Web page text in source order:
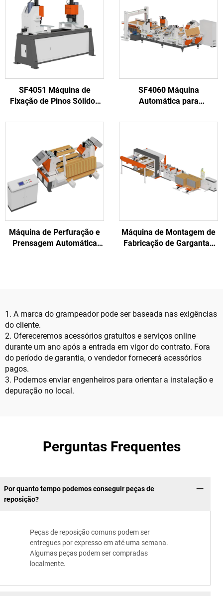
SF4051 Máquina de
Fixação de Pinos Sólidos
Eficiência
SF4060 Máquina
Automática para
de Pallet de Madeira de
Máquina de Perfuração e
Prensagem Automática
Máquina de Montagem de
Fabricação de Gargantas
1. A marca do grampeador pode ser baseada nas exigências
do cliente.
2. Ofereceremos acessórios gratuitos e serviços online
durante um ano após a entrada em vigor do contrato. Fora
do período de garantia, o vendedor fornecerá acessórios
pagos.
3. Podemos enviar engenheiros para orientar a instalação e
depuração no local.
Perguntas Frequentes
Por quanto tempo podemos conseguir peças de
reposição?
Peças de reposição comuns podem ser
entregues por expresso em até uma semana.
Algumas peças podem ser compradas
localmente.